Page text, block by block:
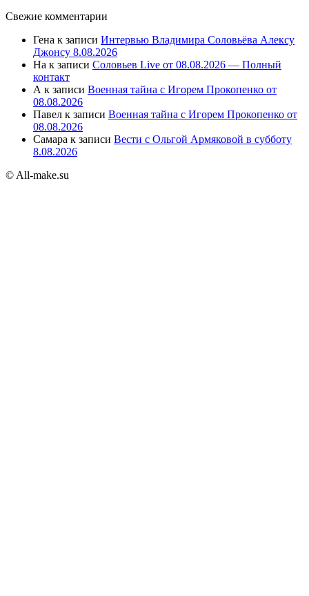
Свежие комментарии
Гена к записи Интервью Владимира Соловьёва Алексу
Джонсу 8.08.2026
На к записи Соловьев Live от 08.08.2026 — Полный
контакт
А к записи Военная тайна с Игорем Прокопенко от
08.08.2026
Павел к записи Военная тайна с Игорем Прокопенко от
08.08.2026
Самара к записи Вести с Ольгой Армяковой в субботу
8.08.2026
© All-make.su